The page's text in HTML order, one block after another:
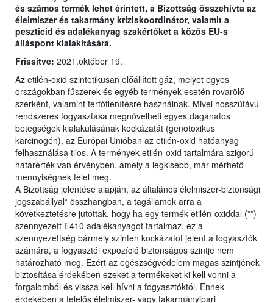
és számos termék lehet érintett, a Bizottság összehívta az
élelmiszer és takarmány kríziskoordinátor, valamit a
peszticid és adalékanyag szakértőket a közös EU-s
álláspont kialakítására.
Frissítve: 2021.október 19.
Az etilén-oxid szintetikusan előállított gáz, melyet egyes
országokban fűszerek és egyéb termények esetén rovarölő
szerként, valamint fertőtlenítésre használnak. Mivel hosszútávú
rendszeres fogyasztása megnövelheti egyes daganatos
betegségek kialakulásának kockázatát (genotoxikus
karcinogén), az Európai Unióban az etilén-oxid hatóanyag
felhasználása tilos. A termények etilén-oxid tartalmára szigorú
határérték van érvényben, amely a legkisebb, már mérhető
mennyiségnek felel meg.
A Bizottság jelentése alapján, az általános élelmiszer-biztonsági
jogszabállyal* összhangban, a tagállamok arra a
következtetésre jutottak, hogy ha egy termék etilén-oxiddal (**)
szennyezett E410 adalékanyagot tartalmaz, ez a
szennyezettség bármely szinten kockázatot jelent a fogyasztók
számára, a fogyasztói expozíció biztonságos szintje nem
határozható meg. Ezért az egészségvédelem magas szintjének
biztosítása érdekében ezeket a termékeket ki kell vonni a
forgalomból és vissza kell hívni a fogyasztóktól. Ennek
érdekében a felelős élelmiszer- vagy takarmányipari